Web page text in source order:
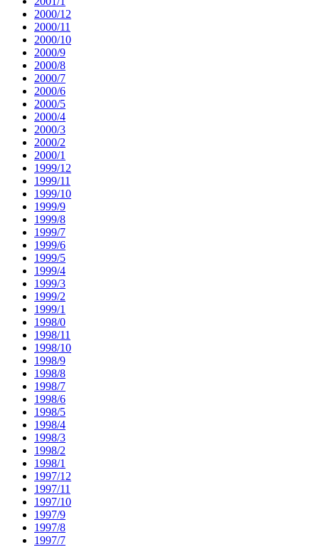
2000/12
2000/11
2000/10
2000/9
2000/8
2000/7
2000/6
2000/5
2000/4
2000/3
2000/2
2000/1
1999/12
1999/11
1999/10
1999/9
1999/8
1999/7
1999/6
1999/5
1999/4
1999/3
1999/2
1999/1
1998/0
1998/11
1998/10
1998/9
1998/8
1998/7
1998/6
1998/5
1998/4
1998/3
1998/2
1998/1
1997/12
1997/11
1997/10
1997/9
1997/8
1997/7